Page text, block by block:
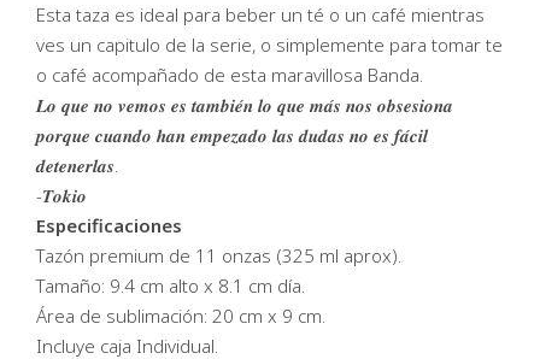
Esta taza es ideal para beber un té o un café mientras
ves un capitulo de la serie, o simplemente para tomar te
o café acompañado de esta maravillosa Banda.
𝑳𝒐 𝒒𝒖𝒆 𝒏𝒐 𝒗𝒆𝒎𝒐𝒔 𝒆𝒔 𝒕𝒂𝒎𝒃𝒊𝒆́𝒏 𝒍𝒐 𝒒𝒖𝒆 𝒎𝒂́𝒔 𝒏𝒐𝒔 𝒐𝒃𝒔𝒆𝒔𝒊𝒐𝒏𝒂
𝒑𝒐𝒓𝒒𝒖𝒆 𝒄𝒖𝒂𝒏𝒅𝒐 𝒉𝒂𝒏 𝒆𝒎𝒑𝒆𝒛𝒂𝒅𝒐 𝒍𝒂𝒔 𝒅𝒖𝒅𝒂𝒔 𝒏𝒐 𝒆𝒔 𝒇𝒂́𝒄𝒊𝒍
𝒅𝒆𝒕𝒆𝒏𝒆𝒓𝒍𝒂𝒔.
-𝑻𝒐𝒌𝒊𝒐
Especificaciones
Tazón premium de 11 onzas (325 ml aprox).
Tamaño: 9.4 cm alto x 8.1 cm día.
Área de sublimación: 20 cm x 9 cm.
Incluye caja Individual.